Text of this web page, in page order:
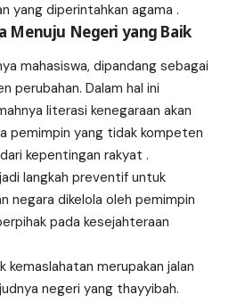
yang diperintahkan agama .
Menuju Negeri yang Baik
mahasiswa, dipandang sebagai
perubahan. Dalam hal ini
literasi kenegaraan akan
pemimpin yang tidak kompeten
kepentingan rakyat .
langkah preventif untuk
negara dikelola oleh pemimpin
pada kesejahteraan
kemaslahatan merupakan jalan
negeri yang thayyibah.